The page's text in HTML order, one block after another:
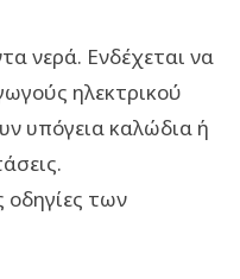
νερά. Ενδέχεται να
ηλεκτρικού
υπόγεια καλώδια ή
οδηγίες των